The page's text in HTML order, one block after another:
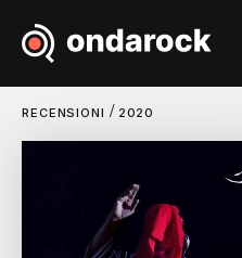
RECENSIONI / 2020